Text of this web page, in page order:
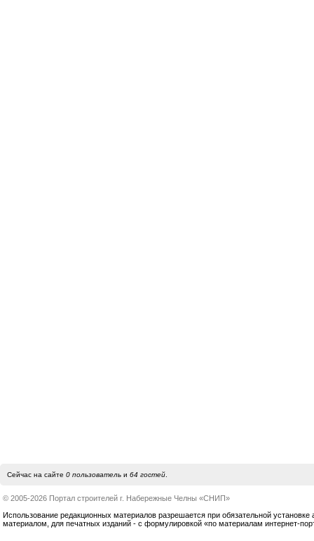
Сейчас на сайте 0 пользовательи 64 гостей.
© 2005-2026 Портал строителей г. Набережные Челны «СНИП»
Использование редакционных материалов разрешается при обязательной установке
материалом, для печатных изданий - с формулировкой «по материалам интернет-